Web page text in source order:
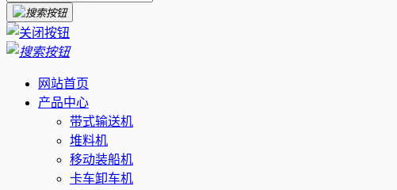
网站首页
产品中心
带式输送机
堆料机
移动装船机
卡车卸车机